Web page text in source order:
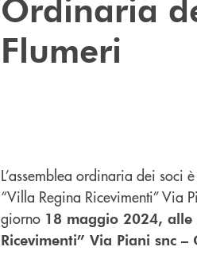
Flumeri
L’assemblea ordinaria dei
“Villa Regina Ricevimenti” Via
giorno 18 maggio 2024,
Ricevimenti” Via Piani snc